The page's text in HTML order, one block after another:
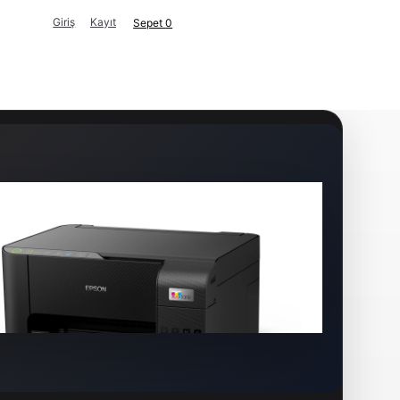
Giriş Kayıt Sepet0